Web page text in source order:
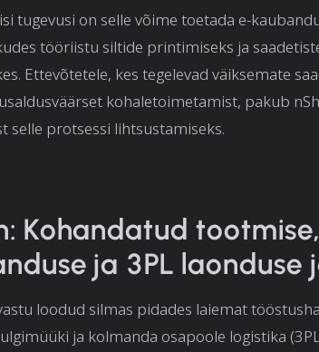
tugevusi on selle võime toetada e-
tööriistu siltide printimiseks ja
Ettevõtetele, kes tegelevad väiksemate
kohaletoimetamist, pakub
selle protsessi lihtsustamiseks.
Kohandatud tootmise,
ja 3PL laonduse
loodud silmas pidades laiemat
ja kolmanda osapoole logistika